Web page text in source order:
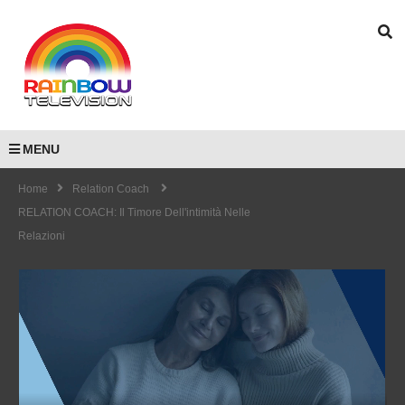
MENU
Home
Relation Coach
RELATION COACH: Il Timore Dell'intimità Nelle
Relazioni